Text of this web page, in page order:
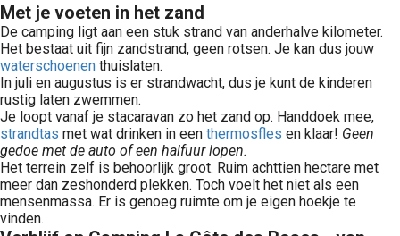
Met je voeten in het zand
De camping ligt aan een stuk strand van anderhalve kilometer.
Het bestaat uit fijn zandstrand, geen rotsen. Je kan dus jouw
waterschoenen thuislaten.
In juli en augustus is er strandwacht, dus je kunt de kinderen
rustig laten zwemmen.
Je loopt vanaf je stacaravan zo het zand op. Handdoek mee,
strandtas met wat drinken in een thermosfles en klaar! Geen
gedoe met de auto of een halfuur lopen.
Het terrein zelf is behoorlijk groot. Ruim achttien hectare met
meer dan zeshonderd plekken. Toch voelt het niet als een
mensenmassa. Er is genoeg ruimte om je eigen hoekje te
vinden.